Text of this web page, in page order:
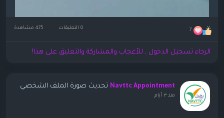
7 0 التعليقات
الرجاء تسجيل الدخول , للأعجاب والمشاركة والتعليق على هذا!
Navttc Appointment تحديث صورة الملف الشخصي
منذ ٣ أيام